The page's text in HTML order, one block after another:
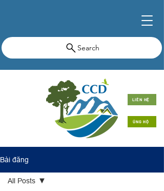
Search
LIÊN HỆ
ỦNG HỘ
Bài đăng
All Posts